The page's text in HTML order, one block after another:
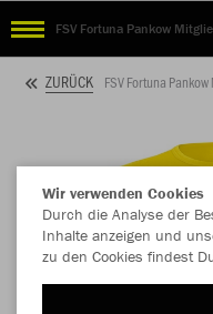
FSV Fortuna Pankow
ZURÜCK FSV Fortuna
Wir verwenden Cookies
Durch die Analyse der
Inhalte anzeigen und
zu den Cookies findest